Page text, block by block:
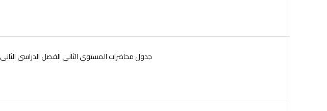
2025/2026 جدول محاضرات المستوى الثانى الفصل الدراسى الثانى